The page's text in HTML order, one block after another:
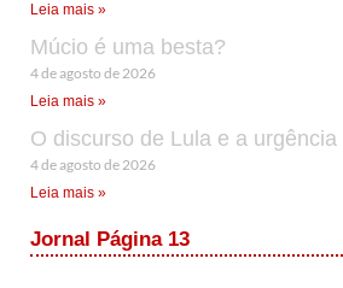
Leia mais »
Múcio é uma besta?
4 de agosto de 2026
Leia mais »
O discurso de Lula e a urgência
4 de agosto de 2026
Leia mais »
Jornal Página 13